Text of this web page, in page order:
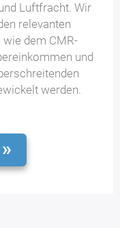
Luftfracht. Wir
relevanten
dem CMR-
und
werden.